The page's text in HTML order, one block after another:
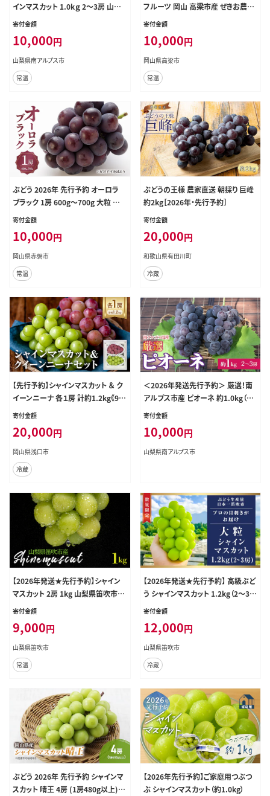
インマスカット 1.0kｇ 2～3房 山梨
県南アルプス市産 ALPBV005
寄付金額
10,000円
山梨県南アルプス市
常温
フルーツ 岡山 高梁市産 ぜきお農園
ぶどうclub 2026年 先行予約 果物
寄付金額
10,000円
岡山県高梁市
常温
ぶどう 2026年 先行予約 オーロラ
ブラック 1房 600g～700g 大粒 種
無し ブドウ 葡萄 岡山県 赤磐市産
Aファーマーズ 甘みが強い 香り高い
デザート
寄付金額
10,000円
岡山県赤磐市
常温
ぶどうの王様 農家直送 朝採り 巨峰
約2kg［2026年・先行予約］
寄付金額
20,000円
和歌山県有田川町
冷蔵
【先行予約】シャインマスカット ＆ ク
イーンニーナ 各１房 計約1.2kg《9月
中旬-10月中旬頃出荷》テレビせとう
料 岡山県 浅口市 シャインマスカット
【配送不可地域あり】---124_c2525_
9b10b_25_20000_2p---
寄付金額
20,000円
岡山県浅口市
冷蔵
＜2026年発送先行予約＞ 厳選！南
アルプス市産 ピオーネ 約1.0kg（２
～3房） ALPDD017
寄付金額
10,000円
山梨県南アルプス市
【2026年発送★先行予約】シャイン
マスカット 2房 1kg 山梨県笛吹市産
235-002-26y
寄付金額
9,000円
山梨県笛吹市
常温
【2026年発送★先行予約】 高級ぶど
う シャインマスカット 1.2kg（2～3房
入り） 103-001-26y
寄付金額
12,000円
山梨県笛吹市
冷蔵
ぶどう 2026年 先行予約 シャインマ
スカット 晴王 4房 (1房480g以上) ブ
【2026年先行予約】ご家庭用つぶつ
ぶ シャインマスカット（約1.0kg）